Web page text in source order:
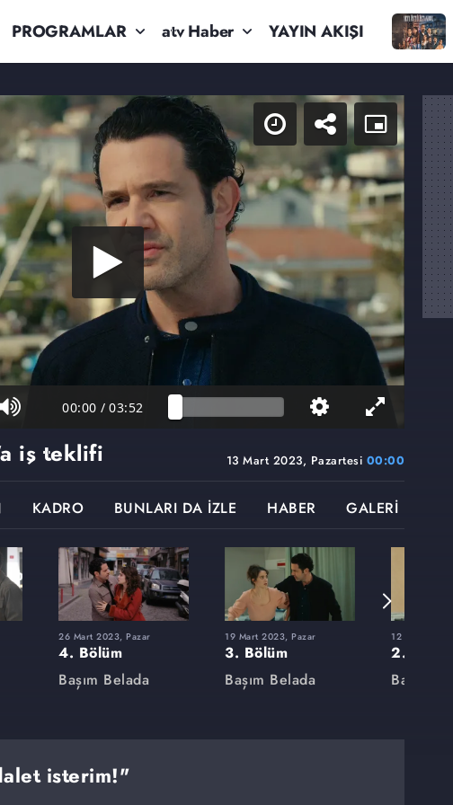
PROGRAMLAR atv Haber YAYIN AKIŞI
00:00 / 03:52
13 Mart 2023, Pazartesi 00:00
iş teklifi
KADRO BUNLARI DA İZLE HABER GALERİ
26 Mart 2023, Pazar
4. Bölüm
Başım Belada
19 Mart 2023, Pazar
3. Bölüm
Başım Belada
12 Mart 2023,
2. Bölüm
Başım
isterim!"